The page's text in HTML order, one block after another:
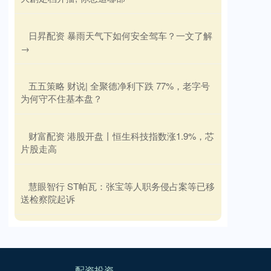
​日昇配资 暴雨天气下如何安全驾车？一文了解
→
​五五策略 财说| 全聚德净利下跌 77%，老字号
为何守不住基本盘？
​财富配资 港股开盘丨恒生科技指数涨1.9%，芯
片股走高
​慧眼智行 ST帕瓦：张宝等人职务侵占案等已移
送检察院起诉